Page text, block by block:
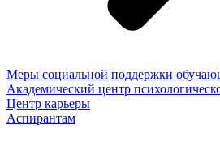
Меры социальной поддержки
Академический центр
Центр карьеры
Аспирантам